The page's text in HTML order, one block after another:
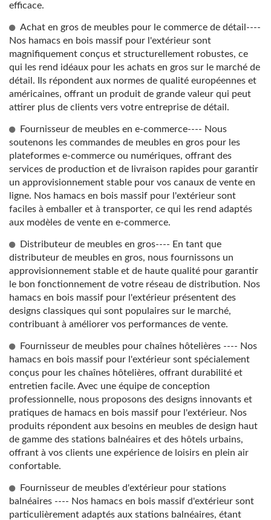
efficace.
Achat en gros de meubles pour le commerce de détail----
Nos hamacs en bois massif pour l'extérieur sont
magnifiquement conçus et structurellement robustes, ce
qui les rend idéaux pour les achats en gros sur le marché de
détail. Ils répondent aux normes de qualité européennes et
américaines, offrant un produit de grande valeur qui peut
attirer plus de clients vers votre entreprise de détail.
Fournisseur de meubles en e-commerce---- Nous
soutenons les commandes de meubles en gros pour les
plateformes e-commerce ou numériques, offrant des
services de production et de livraison rapides pour garantir
un approvisionnement stable pour vos canaux de vente en
ligne. Nos hamacs en bois massif pour l'extérieur sont
faciles à emballer et à transporter, ce qui les rend adaptés
aux modèles de vente en e-commerce.
Distributeur de meubles en gros---- En tant que
distributeur de meubles en gros, nous fournissons un
approvisionnement stable et de haute qualité pour garantir
le bon fonctionnement de votre réseau de distribution. Nos
hamacs en bois massif pour l'extérieur présentent des
designs classiques qui sont populaires sur le marché,
contribuant à améliorer vos performances de vente.
Fournisseur de meubles pour chaînes hôtelières ---- Nos
hamacs en bois massif pour l'extérieur sont spécialement
conçus pour les chaînes hôtelières, offrant durabilité et
entretien facile. Avec une équipe de conception
professionnelle, nous proposons des designs innovants et
pratiques de hamacs en bois massif pour l'extérieur. Nos
produits répondent aux besoins en meubles de design haut
de gamme des stations balnéaires et des hôtels urbains,
offrant à vos clients une expérience de loisirs en plein air
confortable.
Fournisseur de meubles d'extérieur pour stations
balnéaires ---- Nos hamacs en bois massif d'extérieur sont
particulièrement adaptés aux stations balnéaires, étant